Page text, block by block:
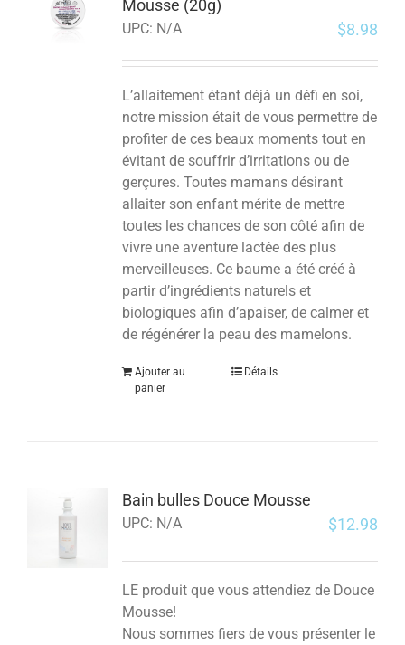
Mousse (20g)
UPC: N/A $8.98
L’allaitement étant déjà un défi en soi,
notre mission était de vous permettre de
profiter de ces beaux moments tout en
évitant de souffrir d’irritations ou de
gerçures. Toutes mamans désirant
allaiter son enfant mérite de mettre
toutes les chances de son côté afin de
vivre une aventure lactée des plus
merveilleuses. Ce baume a été créé à
partir d’ingrédients naturels et
biologiques afin d’apaiser, de calmer et
de régénérer la peau des mamelons.
Ajouter au
panier
Détails
Bain bulles Douce Mousse
UPC: N/A $12.98
LE produit que vous attendiez de Douce
Mousse!
Nous sommes fiers de vous présenter le